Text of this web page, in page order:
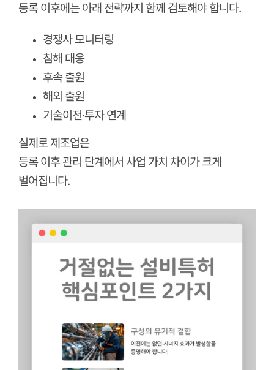
등록 이후에는 아래 전략까지 함께 검토해야 합니다.
경쟁사 모니터링
침해 대응
후속 출원
해외 출원
기술이전·투자 연계
실제로 제조업은
등록 이후 관리 단계에서 사업 가치 차이가 크게
벌어집니다.